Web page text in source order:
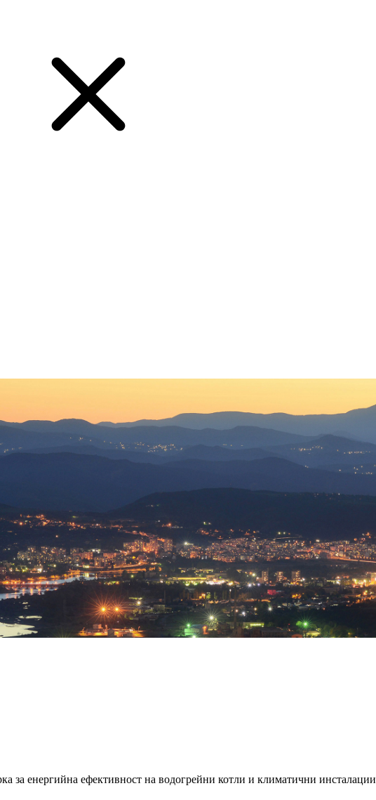
за енергийна ефективност на водогрейни котли и климатични инсталации